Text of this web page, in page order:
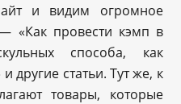
и видим огромное
«Как провести кэмп в
способа, как
другие статьи. Тут же, к
товары, которые